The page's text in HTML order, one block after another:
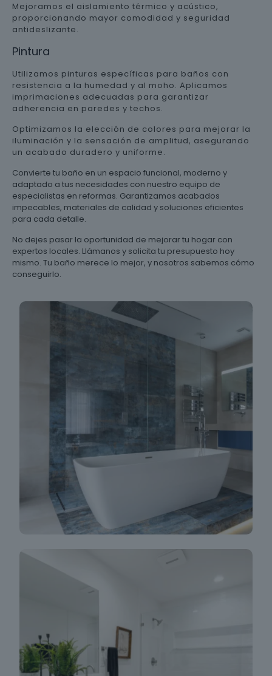
Mejoramos el aislamiento térmico y acústico,
proporcionando mayor comodidad y seguridad
antideslizante.
Pintura
Utilizamos pinturas específicas para baños con
resistencia a la humedad y al moho. Aplicamos
imprimaciones adecuadas para garantizar
adherencia en paredes y techos.
Optimizamos la elección de colores para mejorar la
iluminación y la sensación de amplitud, asegurando
un acabado duradero y uniforme.
Convierte tu baño en un espacio funcional, moderno y
adaptado a tus necesidades con nuestro equipo de
especialistas en reformas. Garantizamos acabados
impecables, materiales de calidad y soluciones eficientes
para cada detalle.
No dejes pasar la oportunidad de mejorar tu hogar con
expertos locales. Llámanos y solicita tu presupuesto hoy
mismo. Tu baño merece lo mejor, y nosotros sabemos cómo
conseguirlo.